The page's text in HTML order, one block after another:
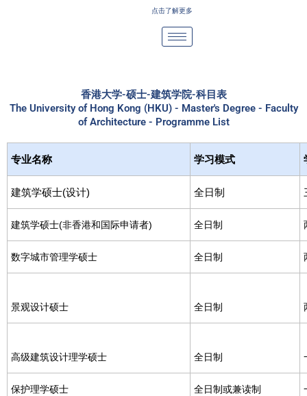
点击了解更多
香港大学-硕士-建筑学院-科目表
The University of Hong Kong (HKU) - Master's Degree - Faculty
of Architecture - Programme List
专业名称 学习模式
建筑学硕士(设计) 全日制
建筑学硕士(非香港和国际申请者) 全日制
数字城市管理学硕士 全日制
景观设计硕士 全日制
高级建筑设计理学硕士 全日制
保护理学硕士 全日制或兼读制